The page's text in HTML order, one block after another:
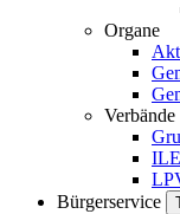
Organe
Verbände
Bürgerservice